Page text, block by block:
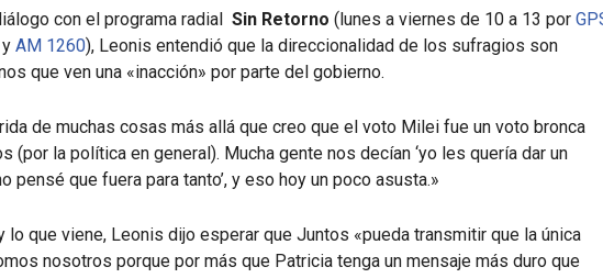
con el programa radial Sin Retorno (lunes a viernes de 10 a 13 por
y AM 1260), Leonis entendió que la direccionalidad de los sufragios son
que ven una «inacción» por parte del gobierno.
de muchas cosas más allá que creo que el voto Milei fue un voto bronca
(por la política en general). Mucha gente nos decían ‘yo les quería dar un
pensé que fuera para tanto’, y eso hoy un poco asusta.»
lo que viene, Leonis dijo esperar que Juntos «pueda transmitir que la única
nosotros porque por más que Patricia tenga un mensaje más duro que